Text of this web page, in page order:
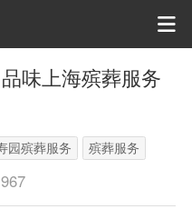
味上海殡葬服务
园殡葬服务 殡葬服务